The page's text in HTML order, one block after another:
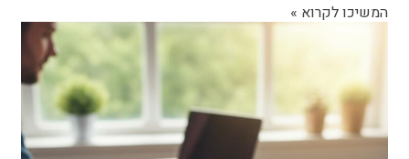
המשיכו לקרוא »